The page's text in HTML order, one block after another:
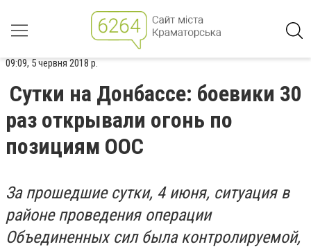
09:09, 5 червня 2018 р.
Сутки на Донбассе: боевики 30
раз открывали огонь по
позициям ООС
За прошедшие сутки, 4 июня, ситуация в
районе проведения операции
Объединенных сил была контролируемой,